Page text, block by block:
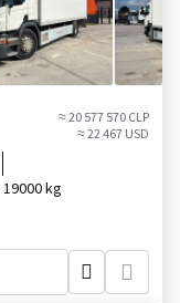
≈ 20 577 570 CLP
≈ 22 467 USD
19000 kg